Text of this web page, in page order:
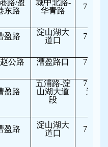
路/盈
东路
城中北路-
华青路
7:30-
盈路
淀山湖大
道口
7:00-
公路 漕盈路口 7:30-
盈路
五浦路-淀
山湖大道
段
7:30-
逆向
盈路
淀山湖大
道口
7:00-